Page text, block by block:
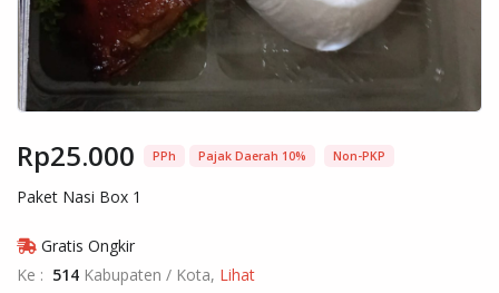
Rp25.000 PPh Pajak Daerah 10% Non-PKP
Paket Nasi Box 1
Gratis Ongkir
Ke : 514 Kabupaten / Kota, Lihat